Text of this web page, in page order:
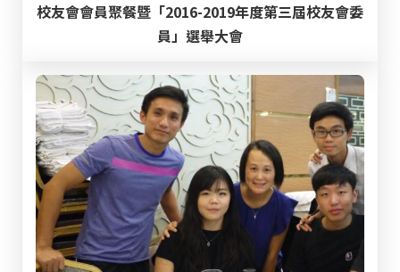
校友會會員聚餐暨「2016-2019年度第三屆校友會委
員」選舉大會